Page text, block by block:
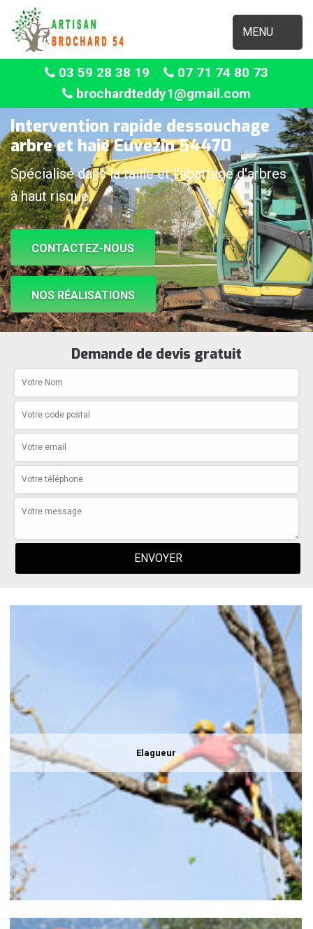
MENU
03 59 28 38 19
07 71 74 80 73
brochardteddy1@gmail.com
Intervention rapide dessouchage
arbre et haie Euvezin 54470
Spécialisé dans la taille et l'abattage d'arbres
à haut risque
CONTACTEZ-NOUS
NOS RÉALISATIONS
Demande de devis gratuit
Elagueur